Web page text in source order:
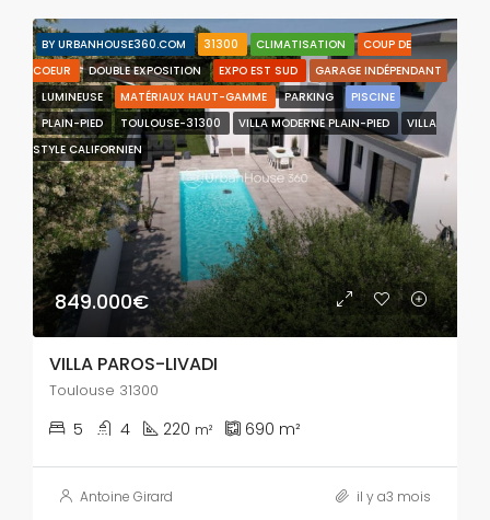
BY URBANHOUSE360.COM 31300 CLIMATISATION
COUP DE
COEUR
DOUBLE EXPOSITION EXPO EST SUD
GARAGE INDÉPENDANT
LUMINEUSE
MATÉRIAUX HAUT-GAMME PARKING
PISCINE
PLAIN-PIED
TOULOUSE-31300 VILLA MODERNE PLAIN-PIED
VILLA
STYLE CALIFORNIEN
849.000€
VILLA PAROS-LIVADI
Toulouse 31300
5 4 220 m² 690 m²
Antoine Girard il y a3 mois